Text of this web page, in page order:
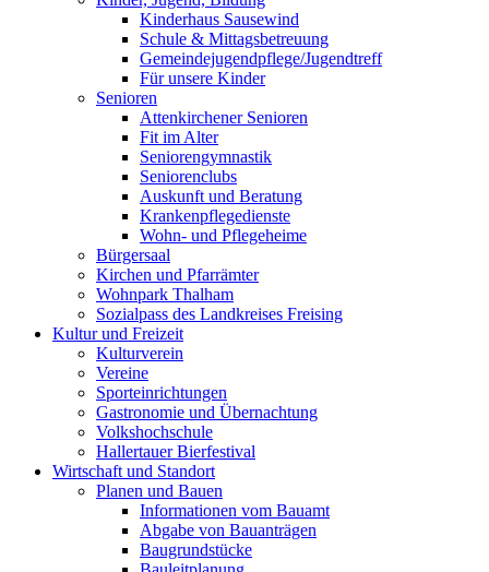
Kinderhaus Sausewind
Schule & Mittagsbetreuung
Gemeindejugendpflege/Jugendtreff
Für unsere Kinder
Senioren
Attenkirchener Senioren
Fit im Alter
Seniorengymnastik
Seniorenclubs
Auskunft und Beratung
Krankenpflegedienste
Wohn- und Pflegeheime
Bürgersaal
Kirchen und Pfarrämter
Wohnpark Thalham
Sozialpass des Landkreises Freising
Kultur und Freizeit
Kulturverein
Vereine
Sporteinrichtungen
Gastronomie und Übernachtung
Volkshochschule
Hallertauer Bierfestival
Wirtschaft und Standort
Planen und Bauen
Informationen vom Bauamt
Abgabe von Bauanträgen
Baugrundstücke